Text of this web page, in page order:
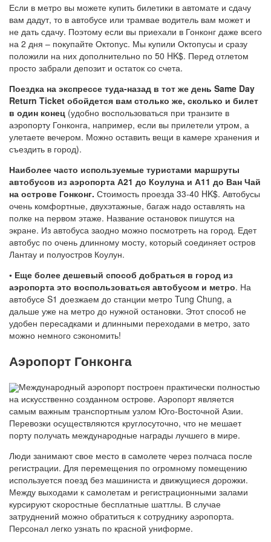
Если в метро вы можете купить билетики в автомате и сдачу
вам дадут, то в автобусе или трамвае водитель вам может и
не дать сдачу. Поэтому если вы приехали в Гонконг даже всего
на 2 дня – покупайте Октопус. Мы купили Октопусы и сразу
положили на них дополнительно по 50 HK$. Перед отлетом
просто забрали депозит и остаток со счета.
Поездка на экспрессе туда-назад в тот же день Same Day
Return Ticket обойдется вам столько же, сколько и билет
в один конец (удобно воспользоваться при транзите в
аэропорту Гонконга, например, если вы прилетели утром, а
улетаете вечером. Можно оставить вещи в камере хранения и
съездить в город).
Наиболее часто используемые туристами маршруты
автобусов из аэропорта А21 до Коулуна и А11 до Ван Чай
на острове Гонконг. Стоимость проезда 33-40 HK$. Автобусы
очень комфортные, двухэтажные, багаж надо оставлять на
полке на первом этаже. Название остановок пишутся на
экране. Из автобуса заодно можно посмотреть на город. Едет
автобус по очень длинному мосту, который соединяет остров
Лантау и полуостров Коулун.
• Еще более дешевый способ добраться в город из
аэропорта это воспользоваться автобусом и метро. На
автобусе S1 доезжаем до станции метро Tung Chung, а
дальше уже на метро до нужной остановки. Этот способ не
удобен пересадками и длинными переходами в метро, зато
можно немного сэкономить!
Аэропорт Гонконга
Международный аэропорт построен практически полностью
на искусственно созданном острове. Аэропорт является
самым важным транспортным узлом Юго-Восточной Азии.
Перевозки осуществляются круглосуточно, что не мешает
порту получать международные награды лучшего в мире.
Люди занимают свое место в самолете через полчаса после
регистрации. Для перемещения по огромному помещению
используется поезд без машиниста и движущиеся дорожки.
Между выходами к самолетам и регистрационными залами
курсируют скоростные бесплатные шаттлы. В случае
затруднений можно обратиться к сотруднику аэропорта.
Персонал легко узнать по красной униформе.